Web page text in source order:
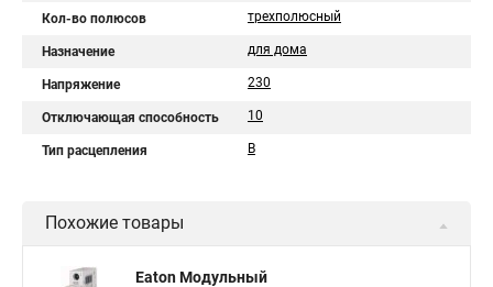
Кол-во полюсов трехполюсный
Назначение для дома
Напряжение 230
Отключающая способность 10
Тип расцепления B
Похожие товары
Eaton Модульный